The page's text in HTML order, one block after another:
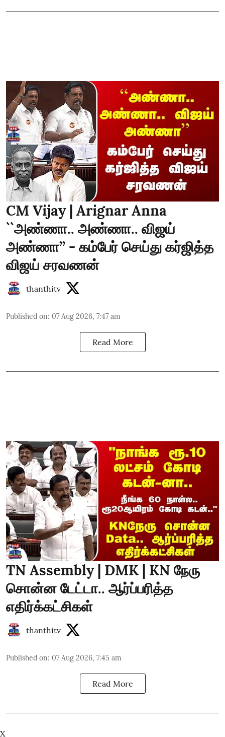
CM Vijay | Arignar Anna
``அண்ணா.. அண்ணா.. விஜய்
அண்ணா’’ - கம்பேர் செய்து கர்ஜித்த
விஜய் சரவணன்
thanthitv
Published on: 07 Aug 2026, 7:47 am
Read More
TN Assembly | DMK | KN நேரு
சொன்ன டேட்டா.. ஆர்ப்பரித்த
எதிர்க்கட்சிகள்
thanthitv
Published on: 07 Aug 2026, 7:45 am
Read More
X